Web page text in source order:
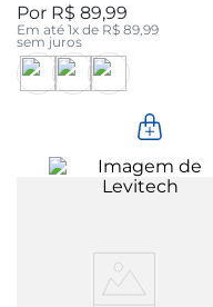
R$ 89,99
Em até 1x de R$ 89 99
sem juros